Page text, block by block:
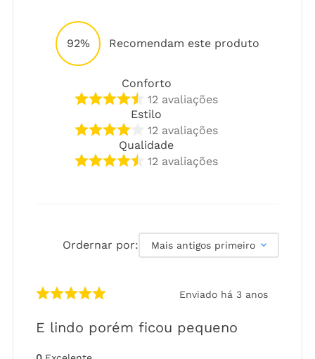
92% Recomendam este produto
Conforto
12 avaliações
Estilo
12 avaliações
Qualidade
12 avaliações
Ordernar por: Mais antigos primeiro
Enviado há 3 anos
E lindo porém ficou pequeno